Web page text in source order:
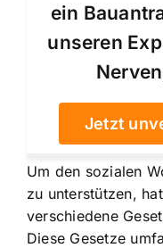
ein
unseren
Jetzt
Um den sozialen
zu unterstützen,
verschiedene
Diese Gesetze